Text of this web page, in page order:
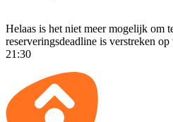
Helaas is het niet meer mogelijk om
reserveringsdeadline is verstreken
21:30